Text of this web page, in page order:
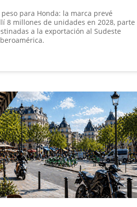
para Honda: la marca prevé
8 millones de unidades en 2028, parte
a la exportación al Sudeste